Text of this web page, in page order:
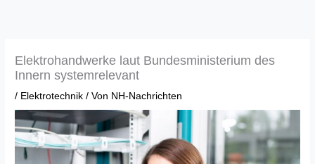
Elektrohandwerke laut Bundesministerium des
Innern systemrelevant
/ Elektrotechnik / Von NH-Nachrichten